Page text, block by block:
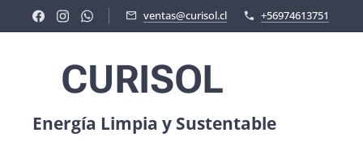
ventas@curisol.cl +56974613751
CURISOL
Energía Limpia y Sustentable